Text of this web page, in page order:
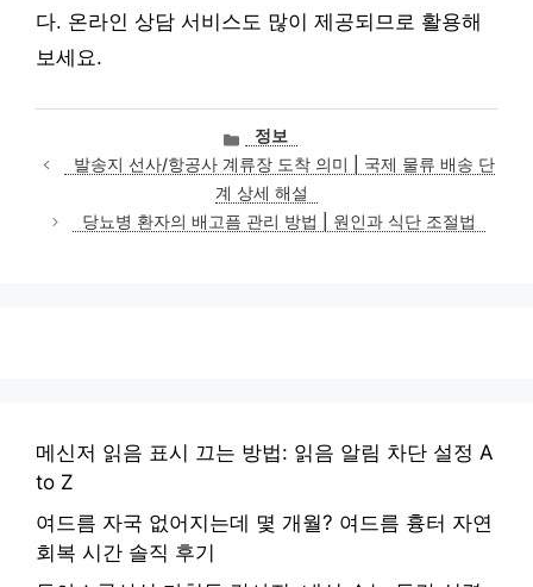
다. 온라인 상담 서비스도 많이 제공되므로 활용해
보세요.
카
테
고
리
정보
발송지 선사/항공사 계류장 도착 의미 | 국제 물류 배송 단
계 상세 해설
당뇨병 환자의 배고픔 관리 방법 | 원인과 식단 조절법
메신저 읽음 표시 끄는 방법: 읽음 알림 차단 설정 A
to Z
여드름 자국 없어지는데 몇 개월? 여드름 흉터 자연
회복 시간 솔직 후기